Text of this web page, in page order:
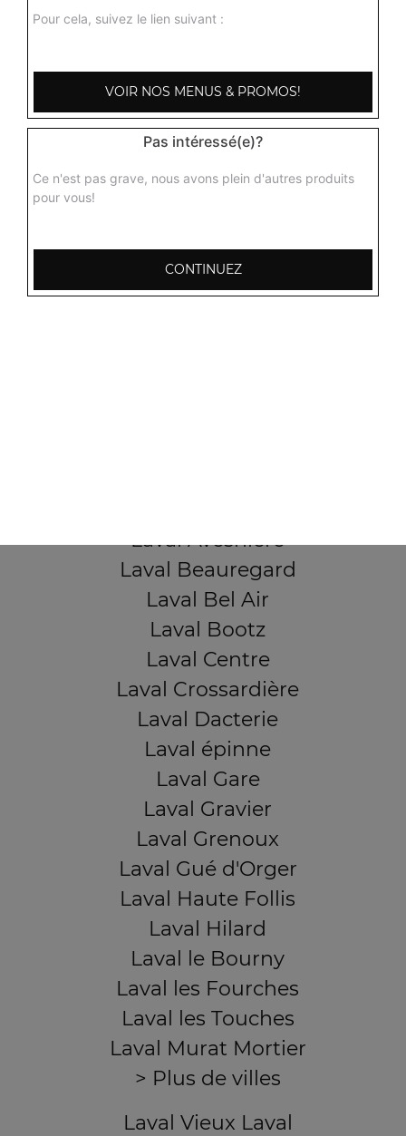
Laval Avesnière
Laval Beauregard
Laval Bel Air
Laval Bootz
Laval Centre
Laval Crossardière
Laval Dacterie
Laval épinne
Laval Gare
Laval Gravier
Laval Grenoux
Laval Gué d'Orger
Laval Haute Follis
Laval Hilard
Laval le Bourny
Laval les Fourches
Laval les Touches
Laval Murat Mortier
> Plus de villes
Laval Vieux Laval
Pour cela, suivez le lien suivant :
VOIR NOS MENUS & PROMOS!
Pas intéressé(e)?
Ce n'est pas grave, nous avons plein d'autres produits
pour vous!
CONTINUEZ